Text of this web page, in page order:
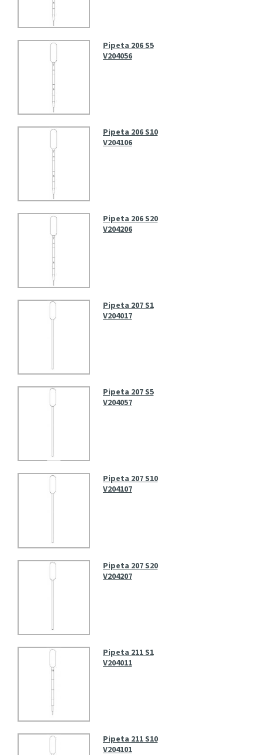
Pipeta 206 S5
V204056
Pipeta 206 S10
V204106
Pipeta 206 S20
V204206
Pipeta 207 S1
V204017
Pipeta 207 S5
V204057
Pipeta 207 S10
V204107
Pipeta 207 S20
V204207
Pipeta 211 S1
V204011
Pipeta 211 S10
V204101